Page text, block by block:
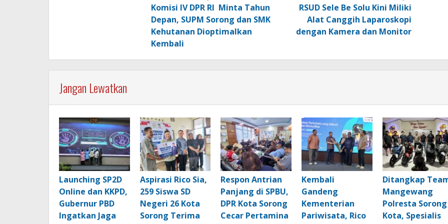
Komisi IV DPR RI Minta Tahun
Depan, SUPM Sorong dan SMK
Kehutanan Dioptimalkan
Kembali
RSUD Sele Be Solu Kini Miliki
Alat Canggih Laparoskopi
dengan Kamera dan Monitor
Jangan Lewatkan
Launching SP2D
Online dan KKPD,
Gubernur PBD
Ingatkan Jaga
Aspirasi Rico Sia,
259 Siswa SD
Negeri 26 Kota
Sorong Terima
Respon Antrian
Panjang di SPBU,
DPR Kota Sorong
Cecar Pertamina
Kembali
Gandeng
Kementerian
Pariwisata, Rico
Ditangkap
Mangewang
Polresta Sorong
Kota, Spesialis